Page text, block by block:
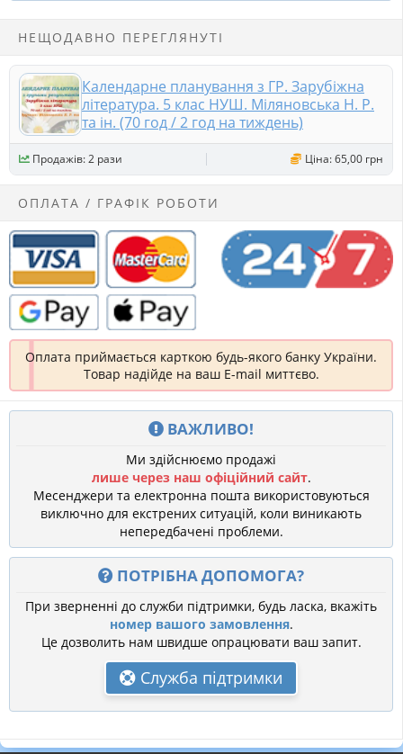
НЕЩОДАВНО ПЕРЕГЛЯНУТІ
Календарне планування з ГР. Зарубіжна
література. 5 клас НУШ. Міляновська Н. Р.
та ін. (70 год / 2 год на тиждень)
Продажів: 2 рази Ціна: 65,00 грн
ОПЛАТА / ГРАФІК РОБОТИ
Оплата приймається карткою будь-якого банку України.
Товар надійде на ваш E-mail миттєво.
ВАЖЛИВО!
Ми здійснюємо продажі
лише через наш офіційний сайт.
Месенджери та електронна пошта використовуються
виключно для екстрених ситуацій, коли виникають
непередбачені проблеми.
ПОТРІБНА ДОПОМОГА?
При зверненні до служби підтримки, будь ласка, вкажіть
номер вашого замовлення.
Це дозволить нам швидше опрацювати ваш запит.
Служба підтримки